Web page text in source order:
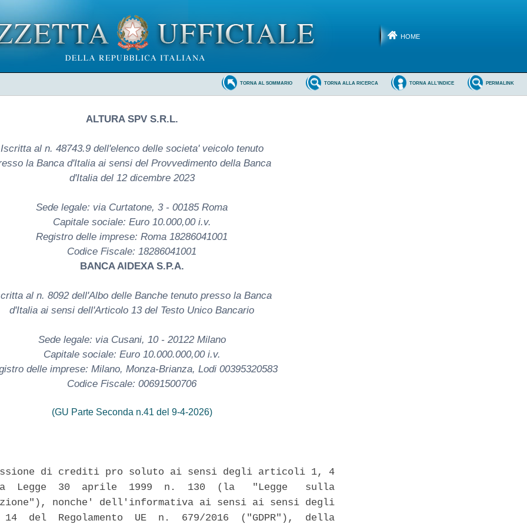
HOME
PERMALINK
TORNA ALL'INDICE
TORNA ALLA RICERCA
TORNA AL SOMMARIO
ALTURA SPV S.R.L.
Iscritta al n. 48743.9 dell'elenco delle societa' veicolo tenuto
la Banca d'Italia ai sensi del Provvedimento della Banca
d'Italia del 12 dicembre 2023
Sede legale: via Curtatone, 3 - 00185 Roma
Capitale sociale: Euro 10.000,00 i.v.
Registro delle imprese: Roma 18286041001
Codice Fiscale: 18286041001
BANCA AIDEXA S.P.A.
al n. 8092 dell'Albo delle Banche tenuto presso la Banca
d'Italia ai sensi dell'Articolo 13 del Testo Unico Bancario
Sede legale: via Cusani, 10 - 20122 Milano
Capitale sociale: Euro 10.000.000,00 i.v.
delle imprese: Milano, Monza-Brianza, Lodi 00395320583
Codice Fiscale: 00691500706
(GU Parte Seconda n.41 del 9-4-2026)